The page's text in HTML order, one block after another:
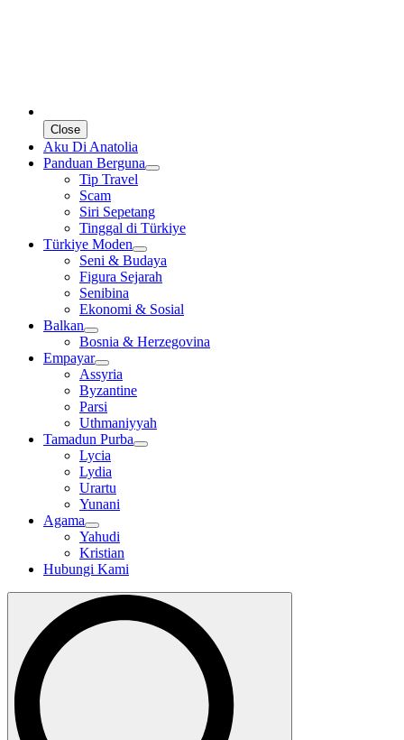
Close
Aku Di Anatolia
Panduan Berguna
Tip Travel
Scam
Siri Sepetang
Tinggal di Türkiye
Türkiye Moden
Seni & Budaya
Figura Sejarah
Senibina
Ekonomi & Sosial
Balkan
Bosnia & Herzegovina
Empayar
Assyria
Byzantine
Parsi
Uthmaniyyah
Tamadun Purba
Lycia
Lydia
Urartu
Yunani
Agama
Yahudi
Kristian
Hubungi Kami